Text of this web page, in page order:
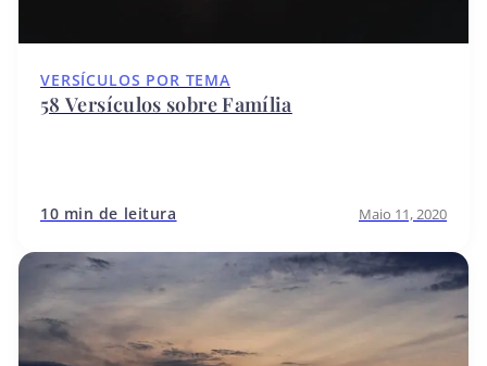
VERSÍCULOS POR TEMA
58 Versículos sobre Família
10 min de leitura Maio 11, 2020